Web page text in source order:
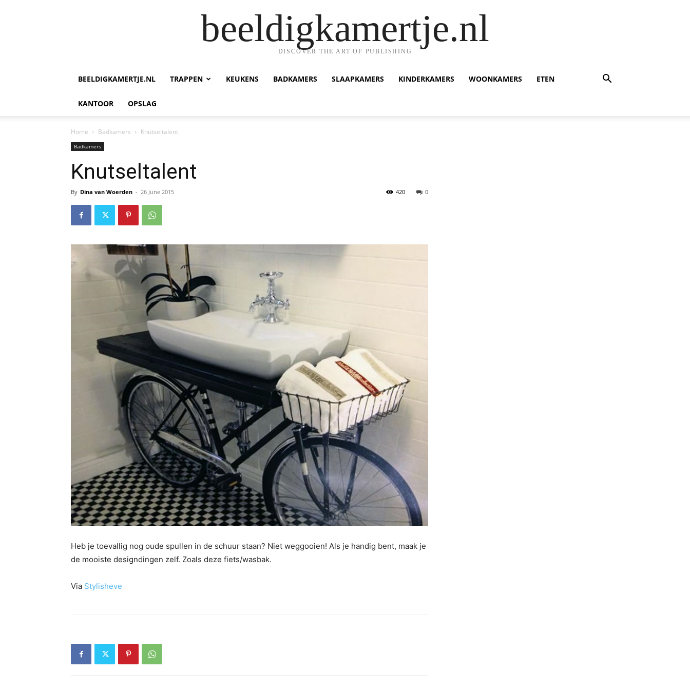
beeldigkamertje.nl
DISCOVER THE ART OF PUBLISHING
BEELDIGKAMERTJE.NL TRAPPEN KEUKENS BADKAMERS SLAAPKAMERS KINDERKAMERS WOONKAMERS ETEN
KANTOOR OPSLAG
Home Badkamers Knutseltalent
Badkamers
Knutseltalent
By Dina van Woerden - 26 June 2015 0
420
Heb je toevallig nog oude spullen in de schuur staan? Niet weggooien! Als je handig bent, maak je
de mooiste designdingen zelf. Zoals deze fiets/wasbak.
Via Stylisheve